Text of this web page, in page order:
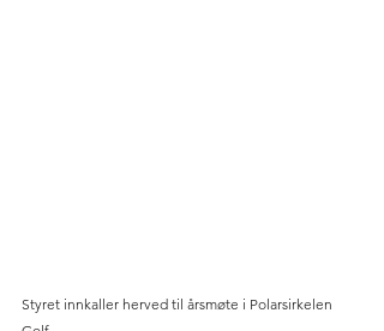
Styret innkaller herved til årsmøte i Polarsirkelen